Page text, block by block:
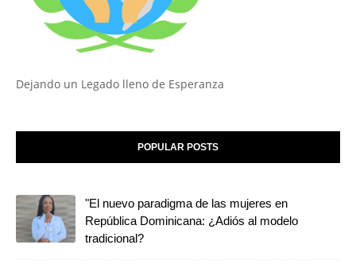
Dejando un Legado lleno de Esperanza
POPULAR POSTS
"El nuevo paradigma de las mujeres en
República Dominicana: ¿Adiós al modelo
tradicional?